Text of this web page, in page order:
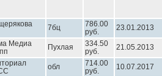
7бц
786.00
руб.
23.01.2013
Медиа
Пухлая
334.50
руб.
21.05.2013
обл
714.00
руб.
10.07.2017